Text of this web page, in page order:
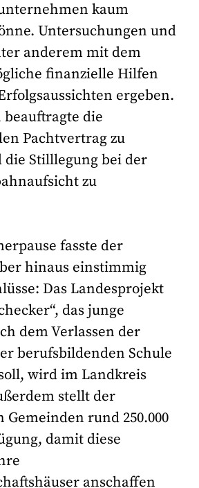
kaum
Untersuchungen und
anderem mit dem
finanzielle Hilfen
ergeben.
beauftragte die
Pachtvertrag zu
Stilllegung bei der
zu
fasste der
hinaus einstimmig
Das Landesprojekt
das junge
dem Verlassen der
berufsbildenden Schule
wird im Landkreis
stellt der
Gemeinden rund 250.000
damit diese
anschaffen